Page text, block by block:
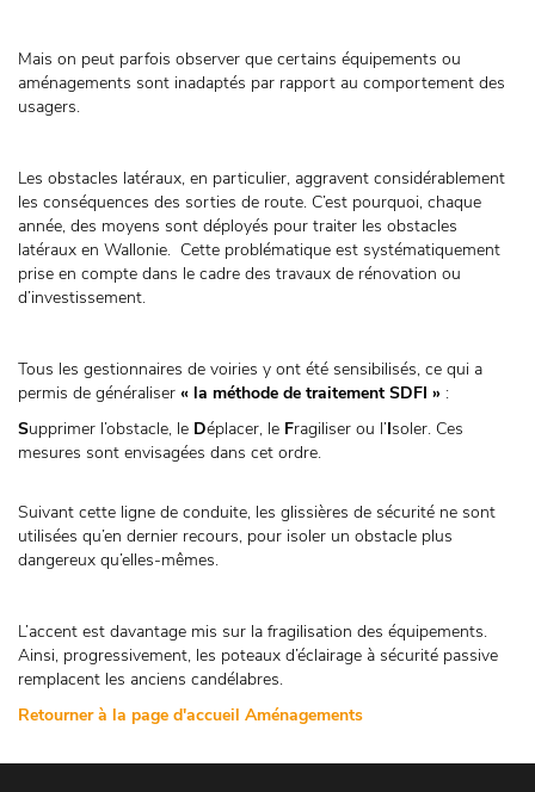
Mais on peut parfois observer que certains équipements ou
aménagements sont inadaptés par rapport au comportement des
usagers.
Les obstacles latéraux, en particulier, aggravent considérablement
les conséquences des sorties de route. C’est pourquoi, chaque
année, des moyens sont déployés pour traiter les obstacles
latéraux en Wallonie. Cette problématique est systématiquement
prise en compte dans le cadre des travaux de rénovation ou
d’investissement.
Tous les gestionnaires de voiries y ont été sensibilisés, ce qui a
permis de généraliser « la méthode de traitement SDFI » :
Supprimer l’obstacle, le Déplacer, le Fragiliser ou l’Isoler. Ces
mesures sont envisagées dans cet ordre.
Suivant cette ligne de conduite, les glissières de sécurité ne sont
utilisées qu’en dernier recours, pour isoler un obstacle plus
dangereux qu’elles-mêmes.
L’accent est davantage mis sur la fragilisation des équipements.
Ainsi, progressivement, les poteaux d’éclairage à sécurité passive
remplacent les anciens candélabres.
Retourner à la page d'accueil Aménagements